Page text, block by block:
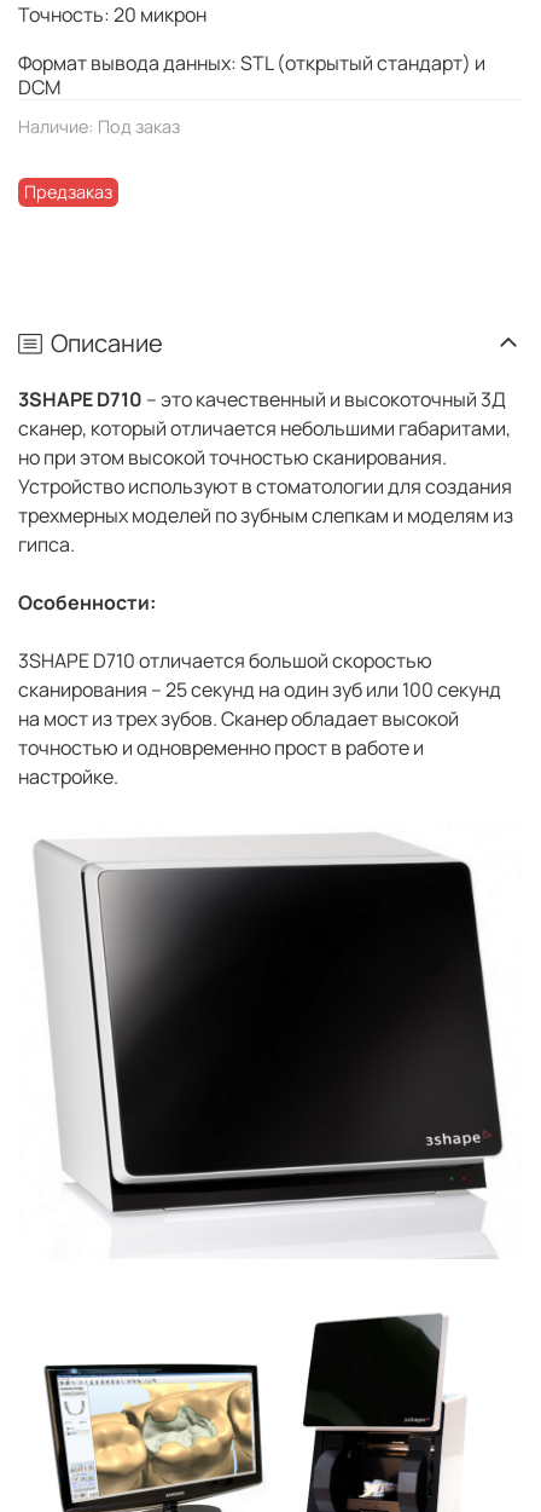
Наличие: Под заказ
Предзаказ
Точность: 20 микрон
Формат вывода данных: STL (открытый стандарт) и
DCM
Описание
3SHAPE D710 – это качественный и высокоточный 3Д
сканер, который отличается небольшими габаритами,
но при этом высокой точностью сканирования.
Устройство используют в стоматологии для создания
трехмерных моделей по зубным слепкам и моделям из
гипса.
Особенности:
3SHAPE D710 отличается большой скоростью
сканирования – 25 секунд на один зуб или 100 секунд
на мост из трех зубов. Сканер обладает высокой
точностью и одновременно прост в работе и
настройке.